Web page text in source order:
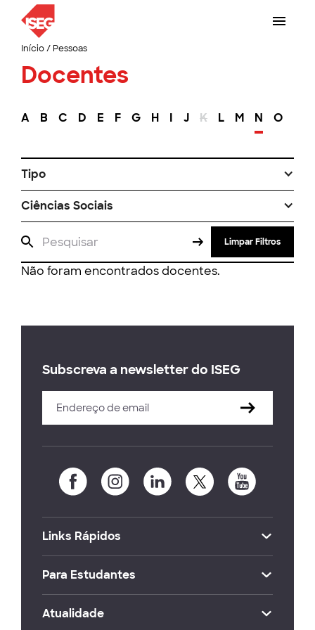
Início/ Pessoas
Docentes
A B C D E F G H I J K L M N O
Tipo
Ciências Sociais
Limpar Filtros
Não foram encontrados docentes.
Subscreva a newsletter do ISEG
Links Rápidos
Para Estudantes
Atualidade